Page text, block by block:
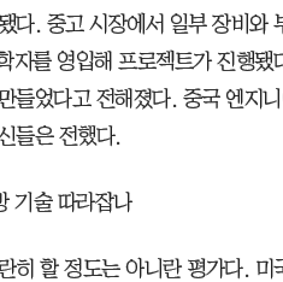
다. 중고 시장에서 일부 장비와
자를 영입해 프로젝트가 진행됐
들었다고 전해졌다. 중국 엔지
들은 전했다.
기술 따라잡나
히 할 정도는 아니란 평가다. 미